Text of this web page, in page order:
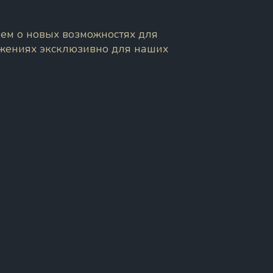
о новых возможностях для
эксклюзивно для наших